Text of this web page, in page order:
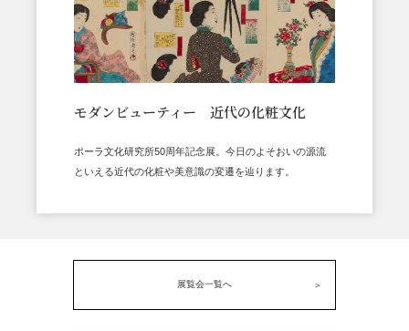
モダンビューティー 近代の化粧文化
ポーラ文化研究所50周年記念展。今日のよそおいの源流
といえる近代の化粧や美意識の変遷を辿ります。
展覧会一覧へ